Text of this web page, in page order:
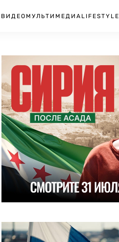
ВИДЕО МУЛЬТИМЕДИА LIFESTYLE